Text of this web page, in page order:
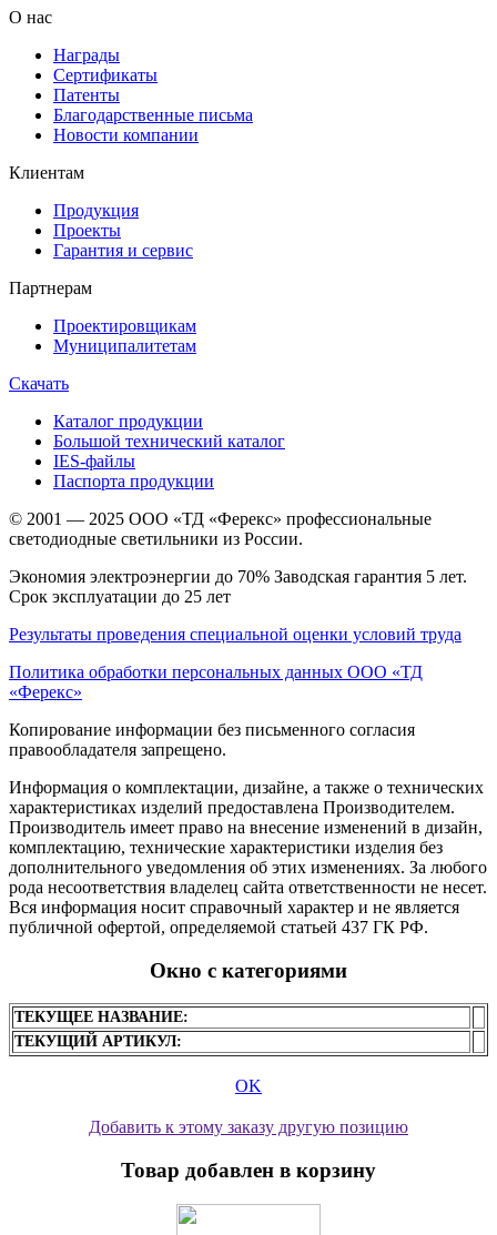
О нас
Награды
Сертификаты
Патенты
Благодарственные письма
Новости компании
Клиентам
Продукция
Проекты
Гарантия и сервис
Партнерам
Проектировщикам
Муниципалитетам
Скачать
Каталог продукции
Большой технический каталог
IES-файлы
Паспорта продукции
© 2001 — 2025 ООО «ТД «Ферекс» профессиональные
светодиодные светильники из России.
Экономия электроэнергии до 70% Заводская гарантия 5 лет.
Срок эксплуатации до 25 лет
Результаты проведения специальной оценки условий труда
Политика обработки персональных данных ООО «ТД
«Ферекс»
Копирование информации без письменного согласия
правообладателя запрещено.
Информация о комплектации, дизайне, а также о технических
характеристиках изделий предоставлена Производителем.
Производитель имеет право на внесение изменений в дизайн,
комплектацию, технические характеристики изделия без
дополнительного уведомления об этих изменениях. За любого
рода несоответствия владелец сайта ответственности не несет.
Вся информация носит справочный характер и не является
публичной офертой, определяемой статьей 437 ГК РФ.
Окно с категориями
ТЕКУЩЕЕ НАЗВАНИЕ:
ТЕКУЩИЙ АРТИКУЛ:
OK
Добавить к этому заказу другую позицию
Товар добавлен в корзину